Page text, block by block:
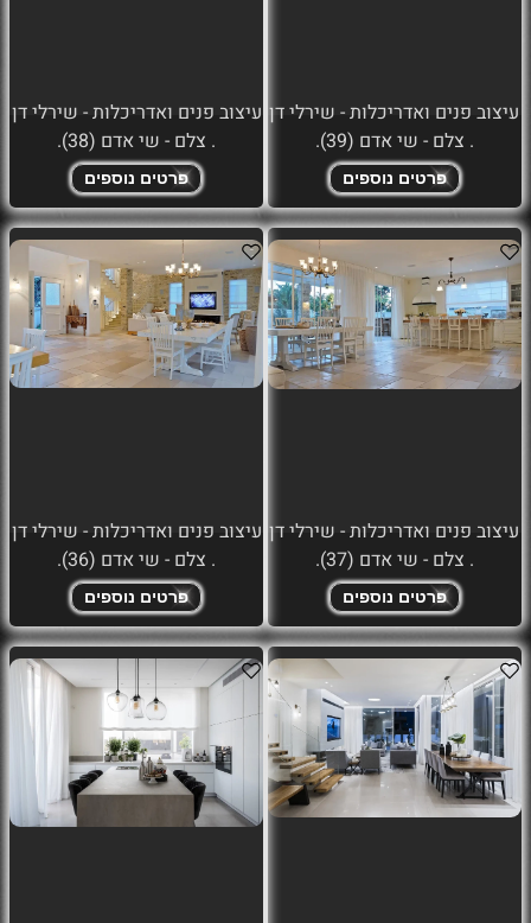
עיצוב פנים ואדריכלות - שירלי דן
. צלם - שי אדם (39).
פרטים נוספים
עיצוב פנים ואדריכלות - שירלי דן
. צלם - שי אדם (38).
פרטים נוספים
עיצוב פנים ואדריכלות - שירלי דן
. צלם - שי אדם (37).
פרטים נוספים
עיצוב פנים ואדריכלות - שירלי דן
. צלם - שי אדם (36).
פרטים נוספים